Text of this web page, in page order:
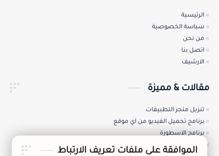
الرئيسية
سياسة الخصوصية
من نحن
اتصل بنا
الارشيف
مقالات & مميزة
تنزيل متجر التطبيقات
برنامج تحميل الفيديو من اي موقع
برنامج الاسطورة
تنزيل متجر هواوي للتطبيقات
الموافقة على ملفات تعريف الارتباط